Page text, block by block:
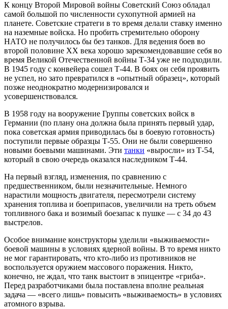
К концу Второй Мировой войны Советский Союз обладал
самой большой по численности сухопутной армией на
планете. Советские стратеги в то время делали ставку именно
на наземные войска. Но пробить стремительно оборону
НАТО не получилось бы без танков. Для ведения боев во
второй половине XX века хорошо зарекомендовавшие себя во
время Великой Отечественной войны Т-34 уже не подходили.
В 1945 году с конвейера сошел Т-44. В боях он себя проявить
не успел, но зато превратился в «опытный образец», который
позже неоднократно модернизировался и
усовершенствовался.
В 1958 году на вооружение Группы советских войск в
Германии (по плану она должна была принять первый удар,
пока советская армия приводилась бы в боевую готовность)
поступили первые образцы Т-55. Они не были совершенно
новыми боевыми машинами. Эти танки «выросли» из Т-54,
который в свою очередь оказался наследником Т-44.
На первый взгляд, изменения, по сравнению с
предшественником, были незначительные. Немного
нарастили мощность двигателя, пересмотрели систему
хранения топлива и боеприпасов, увеличили на треть объем
топливного бака и возимый боезапас к пушке — с 34 до 43
выстрелов.
Особое внимание конструкторы уделили «выживаемости»
боевой машины в условиях ядерной войны. В то время никто
не мог гарантировать, что кто-либо из противников не
воспользуется оружием массового поражения. Никто,
конечно, не ждал, что танк выстоит в эпицентре «гриба».
Перед разработчиками была поставлена вполне реальная
задача — «всего лишь» повысить «выживаемость» в условиях
атомного взрыва.